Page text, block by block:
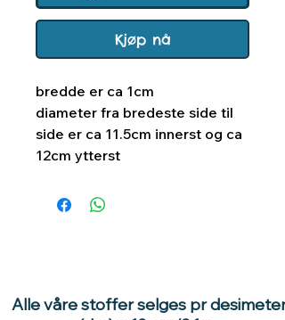
Kjøp nå
bredde er ca 1cm
diameter fra bredeste side til
side er ca 11.5cm innerst og ca
12cm ytterst
Alle våre stoffer selges pr desimeter